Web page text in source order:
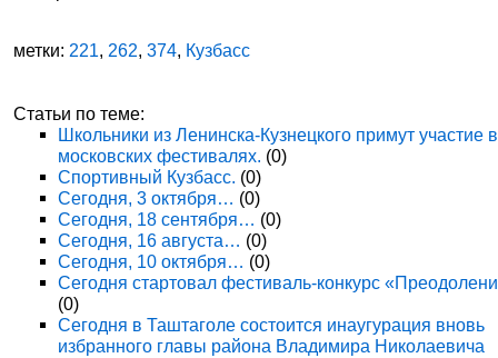
метки: 221, 262,374, Кузбасс
Статьи по теме:
Школьники из Ленинска-Кузнецкого примут участие в
московских фестивалях. (0)
Спортивный Кузбасс. (0)
Сегодня, 3 октября… (0)
Сегодня, 18 сентября… (0)
Сегодня, 16 августа… (0)
Сегодня, 10 октября… (0)
Сегодня стартовал фестиваль-конкурс
(0)
Сегодня в Таштаголе состоится инаугурация вновь
избранного главы района Владимира Николаевича